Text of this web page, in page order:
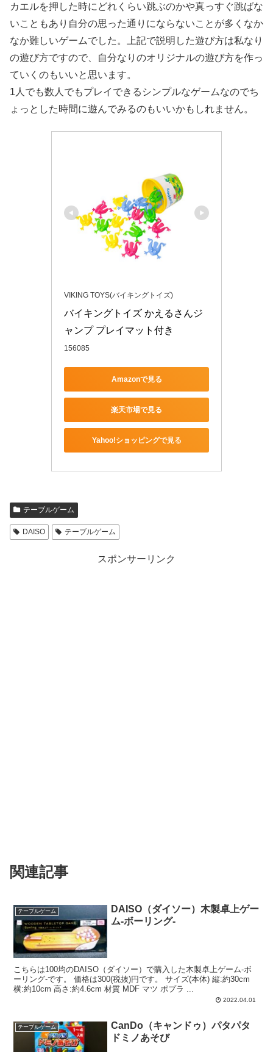
カエルを押した時にどれくらい跳ぶのかや真っすぐ跳ばな
いこともあり自分の思った通りにならないことが多くなか
なか難しいゲームでした。上記で説明した遊び方は私なり
の遊び方ですので、自分なりのオリジナルの遊び方を作っ
ていくのもいいと思います。
1人でも数人でもプレイできるシンプルなゲームなのでち
ょっとした時間に遊んでみるのもいいかもしれません。
VIKING TOYS(バイキングトイズ)
バイキングトイズ かえるさんジ
ャンプ プレイマット付き
156085
Amazonで見る
楽天市場で見る
Yahoo!ショッピングで見る
テーブルゲーム
DAISO テーブルゲーム
スポンサーリンク
関連記事
テーブルゲーム
DAISO（ダイソー）木製卓上ゲー
ム-ボーリング-
こちらは100均のDAISO（ダイソー）で購入した木製卓上ゲーム-ボ
ーリング-です。 価格は300(税抜)円です。 サイズ(本体) 縦:約30cm
横:約10cm 高さ:約4.6cm 材質 MDF マツ ポプラ ...
2022.04.01
テーブルゲーム
CanDo（キャンドゥ）パタパタ
ドミノあそび